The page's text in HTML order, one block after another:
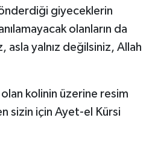
giyeceklerin
olanların da
asla yalnız değilsiniz, Allah
kolinin üzerine resim
sizin için Ayet-el Kürsi